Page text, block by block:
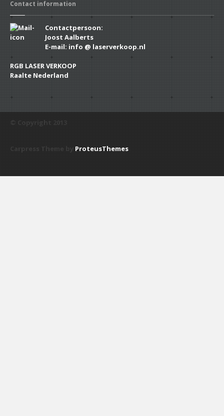
Contact information
Contactpersoon:
Joost Aalberts
E-mail: info @ laserverkoop.nl
RGB LASER VERKOOP
Raalte Nederland
ProteusThemes